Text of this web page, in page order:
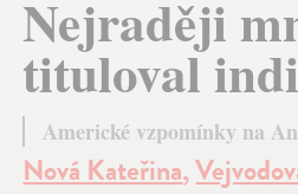
Nejraději
tituloval
Americké vzpomínky na
Nová Kateřina,